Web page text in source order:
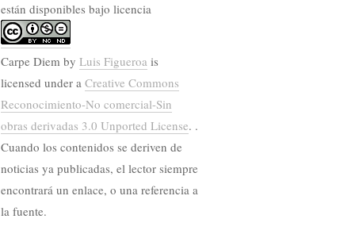
están disponibles bajo licencia
Carpe Diem by Luis Figueroa is
licensed under a Creative Commons
Reconocimiento-No comercial-Sin
obras derivadas 3.0 Unported License. .
Cuando los contenidos se deriven de
noticias ya publicadas, el lector siempre
encontrará un enlace, o una referencia a
la fuente.